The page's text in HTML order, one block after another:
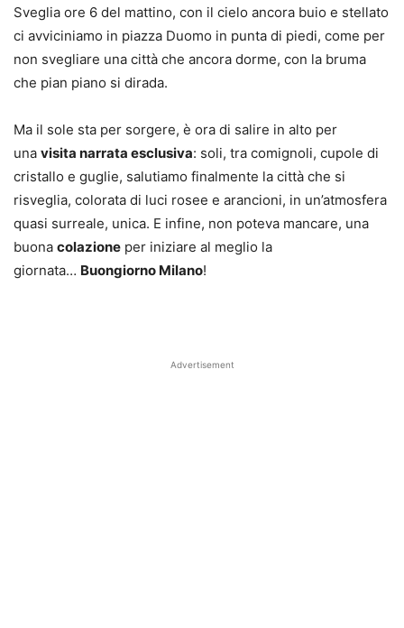
Sveglia ore 6 del mattino, con il cielo ancora buio e stellato
ci avviciniamo in piazza Duomo in punta di piedi, come per
non svegliare una città che ancora dorme, con la bruma
che pian piano si dirada.
Ma il sole sta per sorgere, è ora di salire in alto per
una visita narrata esclusiva: soli, tra comignoli, cupole di
cristallo e guglie, salutiamo finalmente la città che si
risveglia, colorata di luci rosee e arancioni, in un’atmosfera
quasi surreale, unica. E infine, non poteva mancare, una
buona colazione per iniziare al meglio la
giornata… Buongiorno Milano!
Advertisement